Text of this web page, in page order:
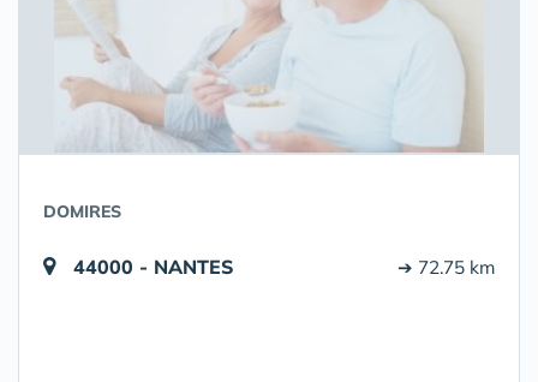
DOMIRES
44000 - NANTES ➔ 72.75 km